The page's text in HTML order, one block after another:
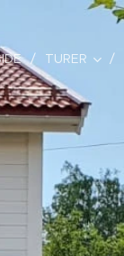
TURER